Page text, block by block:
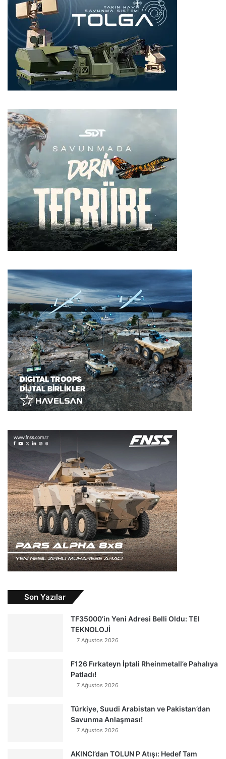
Son Yazılar
TF35000’in Yeni Adresi Belli Oldu: TEI
TEKNOLOJİ
7 Ağustos 2026
F126 Fırkateyn İptali Rheinmetall’e Pahalıya
Patladı!
7 Ağustos 2026
Türkiye, Suudi Arabistan ve Pakistan’dan
Savunma Anlaşması!
7 Ağustos 2026
AKINCI’dan TOLUN P Atışı: Hedef Tam